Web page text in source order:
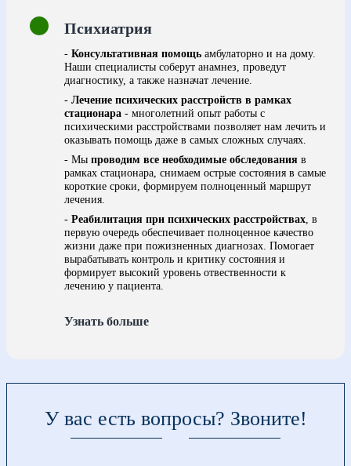
Психиатрия
- Консультативная помощь амбулаторно и на дому.
Наши специалисты соберут анамнез, проведут
диагностику, а также назначат лечение.
- Лечение психических расстройств в рамках
стационара - многолетний опыт работы с
психическими расстройствами позволяет нам лечить и
оказывать помощь даже в самых сложных случаях.
- Мы проводим все необходимые обследования в
рамках стационара, снимаем острые состояния в самые
короткие сроки, формируем полноценный маршрут
лечения.
- Реабилитация при психических расстройствах, в
первую очередь обеспечивает полноценное качество
жизни даже при пожизненных диагнозах. Помогает
вырабатывать контроль и критику состояния и
формирует высокий уровень отвественности к
лечению у пациента.
Узнать больше
У вас есть вопросы? Звоните!